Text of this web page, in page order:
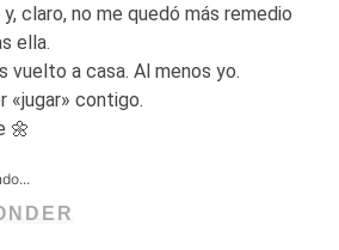
claro, no me quedó más remedio
ella.
vuelto a casa. Al menos yo.
«jugar» contigo.
🌼